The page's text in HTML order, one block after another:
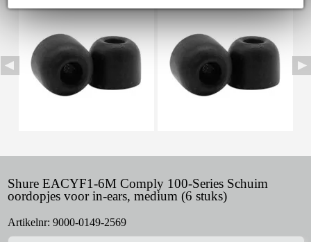
Shure EACYF1-6M Comply 100-Series Schuim
oordopjes voor in-ears, medium (6 stuks)
Artikelnr: 9000-0149-2569